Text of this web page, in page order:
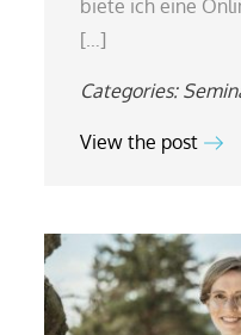
biete ich eine
[…]
Categories:
View the post